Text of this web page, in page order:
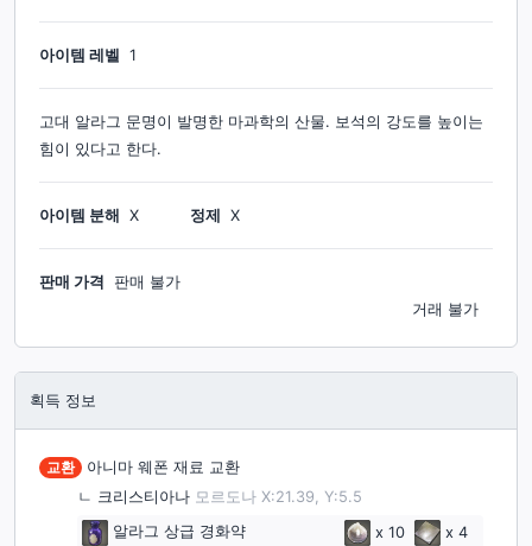
아이템 레벨 1
고대 알라그 문명이 발명한 마과학의 산물. 보석의 강도를 높이는
힘이 있다고 한다.
아이템 분해 X 정제 X
판매 가격
판매 불가
거래 불가
획득 정보
교환
아니마 웨폰 재료 교환
ㄴ 크리스티아나 모르도나 X:21.39, Y:5.5
알라그 상급 경화약
x 10 x 4